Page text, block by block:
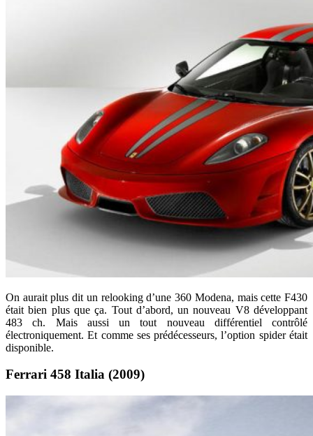
On aurait plus dit un relooking d’une 360 Modena, mais cette F430
était bien plus que ça. Tout d’abord, un nouveau V8 développant
483 ch. Mais aussi un tout nouveau différentiel contrôlé
électroniquement. Et comme ses prédécesseurs, l’option spider était
disponible.
Ferrari 458 Italia (2009)